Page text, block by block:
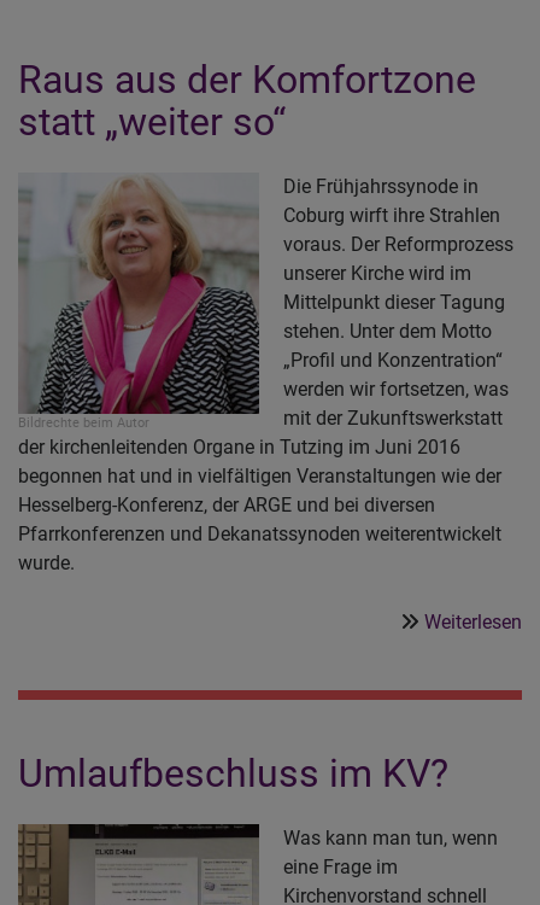
Raus aus der Komfortzone
statt „weiter so“
Bildrechte beim Autor
Die Frühjahrssynode in
Coburg wirft ihre Strahlen
voraus. Der Reformprozess
unserer Kirche wird im
Mittelpunkt dieser Tagung
stehen. Unter dem Motto
„Profil und Konzentration“
werden wir fortsetzen, was
mit der Zukunftswerkstatt
der kirchenleitenden Organe in Tutzing im Juni 2016
begonnen hat und in vielfältigen Veranstaltungen wie der
Hesselberg-Konferenz, der ARGE und bei diversen
Pfarrkonferenzen und Dekanatssynoden weiterentwickelt
wurde.
Weiterlesen
Umlaufbeschluss im KV?
Was kann man tun, wenn
eine Frage im
Kirchenvorstand schnell